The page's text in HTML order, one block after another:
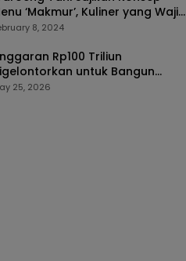
‘Makmur’, Kuliner yang Wajib
di Malang
8, 2024
Rp100 Triliun
untuk Bangun
Sumatra, Hunian Korban
25, 2026